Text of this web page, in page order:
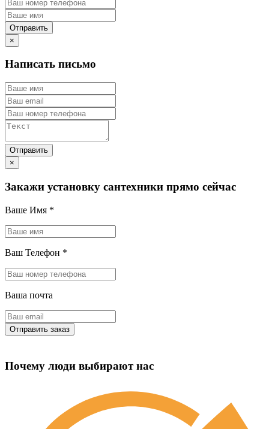
×
Написать письмо
×
Закажи установку сантехники прямо сейчас
Ваше Имя *
Ваш Телефон *
Ваша почта
Почему люди выбирают нас